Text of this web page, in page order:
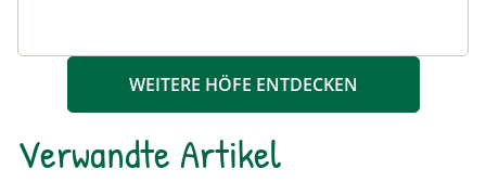
WEITERE HÖFE ENTDECKEN
Verwandte Artikel